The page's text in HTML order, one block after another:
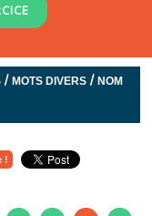
/MOTS DIVERS /NOM
!